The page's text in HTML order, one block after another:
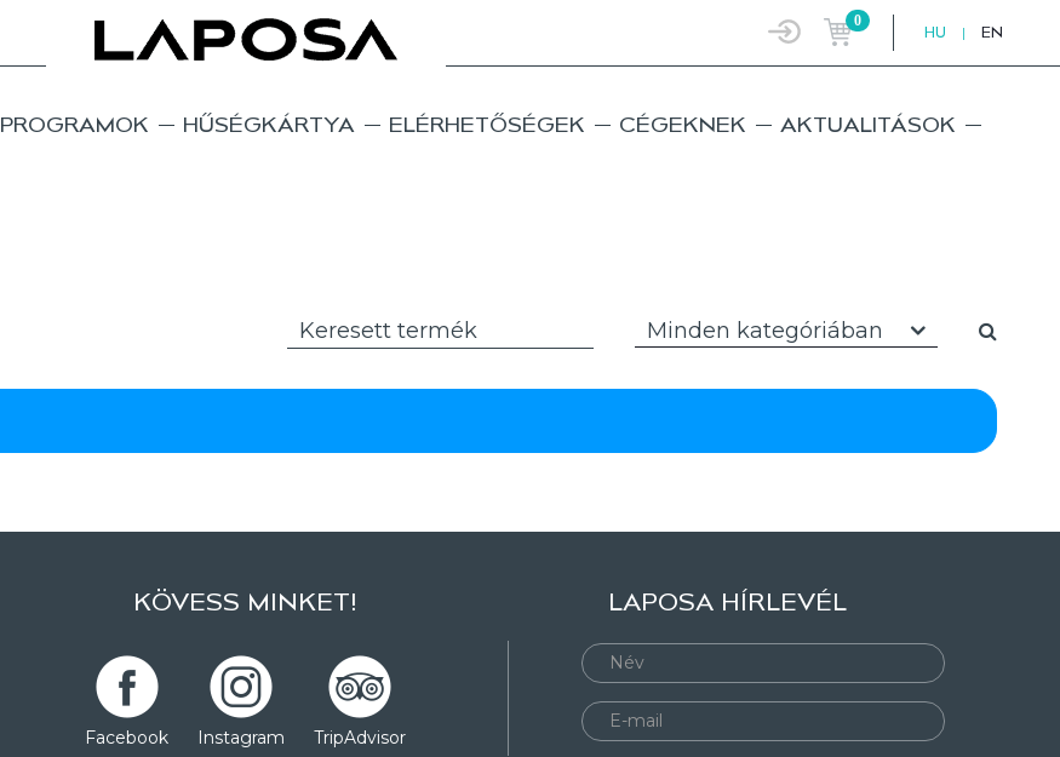
0
HU | EN
PROGRAMOK HŰSÉGKÁRTYA ELÉRHETŐSÉGEK CÉGEKNEK AKTUALITÁSOK
Minden kategóriában
KÖVESS MINKET!
Facebook Instagram TripAdvisor
LAPOSA HÍRLEVÉL